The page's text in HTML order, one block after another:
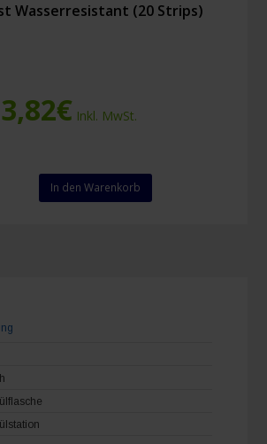
Wasserresistant (20 Strips)
3,82€ Inkl. MwSt.
In den Warenkorb